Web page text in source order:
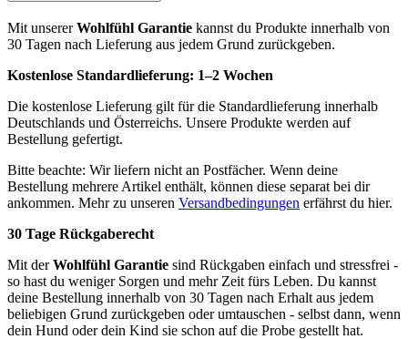
Mit unsererWohlfühl Garantie kannst du Produkte innerhalb von
30 Tagen nach Lieferung aus jedem Grund zurückgeben.
Kostenlose Standardlieferung: 1–2 Wochen
Die kostenlose Lieferung gilt für die Standardlieferung innerhalb
Deutschlands und Österreichs. Unsere Produkte werden auf
Bestellung gefertigt.
Bitte beachte: Wir liefern nicht an Postfächer. Wenn deine
Bestellung mehrere Artikel enthält, können diese separat bei dir
ankommen. Mehr zu unseren Versandbedingungen erfährst du hier.
30 Tage Rückgaberecht
Mit derWohlfühl Garantie sind Rückgaben einfach und stressfrei -
so hast du weniger Sorgen und mehr Zeit fürs Leben. Du kannst
deine Bestellung innerhalb von 30 Tagen nach Erhalt aus jedem
beliebigen Grund zurückgeben oder umtauschen - selbst dann, wenn
dein Hund oder dein Kind sie schon auf die Probe gestellt hat.